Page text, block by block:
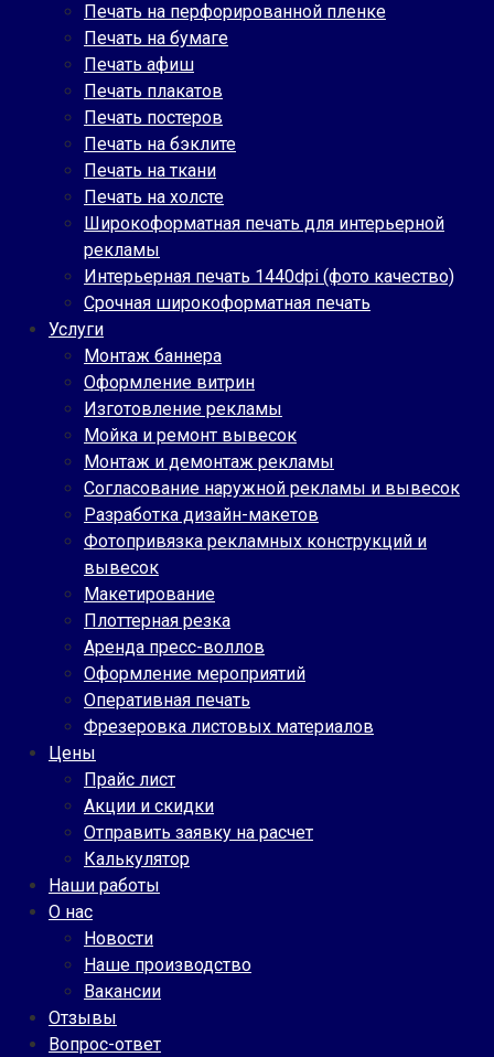
Печать на перфорированной пленке
Печать на бумаге
Печать афиш
Печать плакатов
Печать постеров
Печать на бэклите
Печать на ткани
Печать на холсте
Широкоформатная печать для интерьерной
рекламы
Интерьерная печать 1440dpi (фото качество)
Срочная широкоформатная печать
Услуги
Монтаж баннера
Оформление витрин
Изготовление рекламы
Мойка и ремонт вывесок
Монтаж и демонтаж рекламы
Согласование наружной рекламы и вывесок
Разработка дизайн-макетов
Фотопривязка рекламных конструкций и
вывесок
Макетирование
Плоттерная резка
Аренда пресс-воллов
Оформление мероприятий
Оперативная печать
Фрезеровка листовых материалов
Цены
Прайс лист
Акции и скидки
Отправить заявку на расчет
Калькулятор
Наши работы
О нас
Новости
Наше производство
Вакансии
Отзывы
Вопрос-ответ